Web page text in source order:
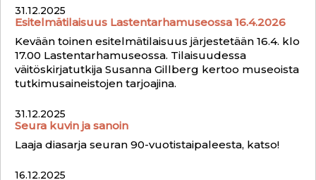
31.12.2025
Esitelmätilaisuus Lastentarhamuseossa 16.4.2026
Kevään toinen esitelmätilaisuus järjestetään 16.4. klo
17.00 Lastentarhamuseossa. Tilaisuudessa
väitöskirjatutkija Susanna Gillberg kertoo museoista
tutkimusaineistojen tarjoajina.
31.12.2025
Seura kuvin ja sanoin
Laaja diasarja seuran 90-vuotistaipaleesta, katso!
16.12.2025